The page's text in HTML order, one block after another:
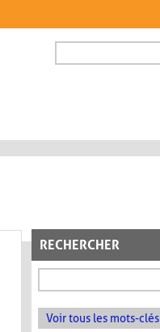
FORMULAIRE DE
RECHERCHER
Voir tous les mots-clés